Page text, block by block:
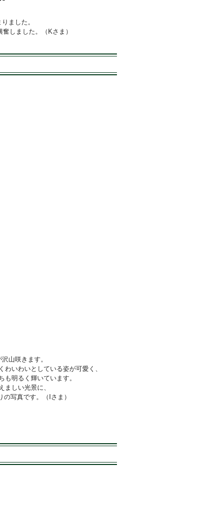
ました。
しました。（Kさま）
山咲きます。
わいわいとしている姿が可愛く、
も明るく 輝いています。
ましい光景に、
の写真です。（Iさま）